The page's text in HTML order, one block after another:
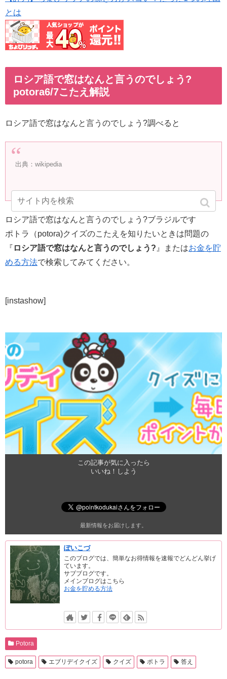
とは
ロシア語で窓はなんと言うのでしょう?
potora6/7こたえ解説
ロシア語で窓はなんと言うのでしょう?調べると
出典：wikipedia
ロシア語で窓はなんと言うのでしょう?ブラジルです
ポトラ（potora)クイズのこたえを知りたいときは問題の
『 ロシア語で窓はなんと言うのでしょう? 』またはお金を貯
める方法で検索してみてください。
[instashow]
この記事が気に入ったら
いいね！しよう
最新情報をお届けします。
ぽいこづ
このブログでは、簡単なお得情報を速報でどんどん挙げ
ています。
サブブログです。
メインブログはこちら
お金を貯める方法
Potora
potora エブリデイクイズ クイズ ポトラ 答え